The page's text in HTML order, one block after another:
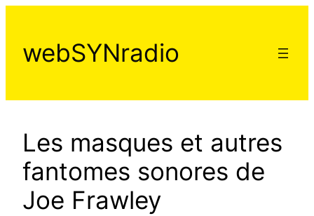
contenu
webSYNradio
Les masques et autres
fantomes sonores de
Joe Frawley